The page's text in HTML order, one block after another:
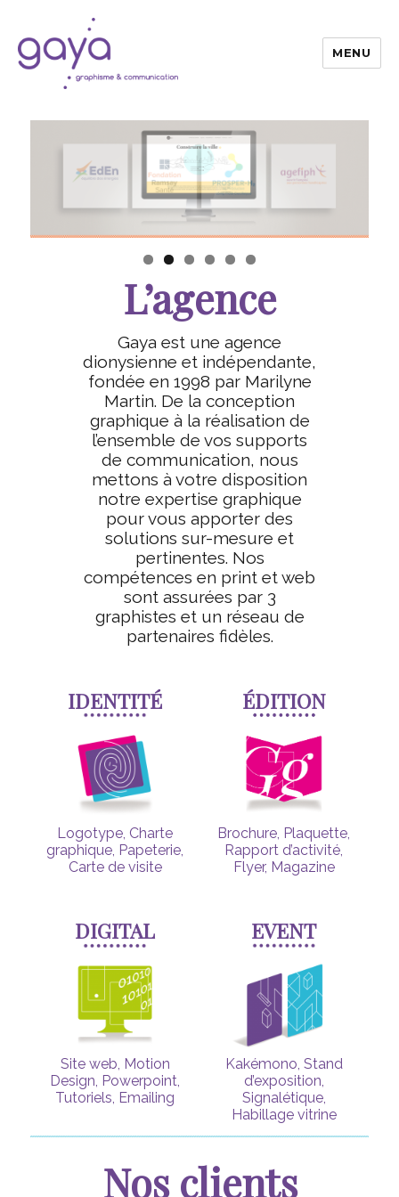
MENU
L’agence
Gaya est une agence
dionysienne et indépendante,
fondée en 1998 par Marilyne
Martin. De la conception
graphique à la réalisation de
l’ensemble de vos supports
de communication, nous
mettons à votre disposition
notre expertise graphique
pour vous apporter des
solutions sur-mesure et
pertinentes. Nos
compétences en print et web
sont assurées par 3
graphistes et un réseau de
partenaires fidèles.
IDENTITÉ
Logotype, Charte
graphique, Papeterie,
Carte de visite
ÉDITION
Brochure, Plaquette,
Rapport d’activité,
Flyer, Magazine
DIGITAL
Site web, Motion
Design, Powerpoint,
Tutoriels, Emailing
EVENT
Kakémono, Stand
d’exposition,
Signalétique,
Habillage vitrine
Nos clients